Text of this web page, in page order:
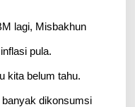
lagi, Misbakhun
pula.
kita belum tahu.
dikonsumsi